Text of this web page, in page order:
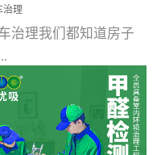
治理
治理我们都知道房子
修完会有甲醛，其实汽
甲醛超标问题更为严